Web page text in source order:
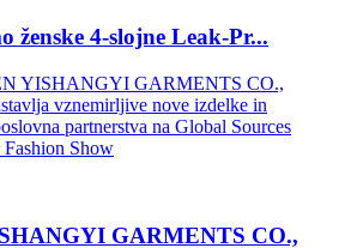
ženske 4-slojne Leak-Pr...
GARMENTS CO.,